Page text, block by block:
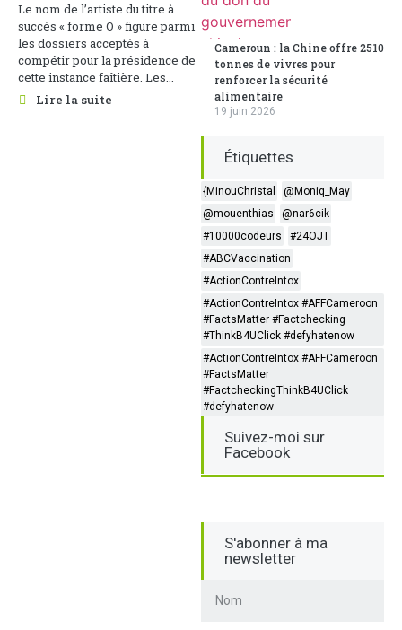
Le nom de l’artiste du titre à
succès « forme O » figure parmi
les dossiers acceptés à
compétir pour la présidence de
cette instance faîtière. Les...
Lire la suite
Cameroun : la Chine offre 2510
tonnes de vivres pour
renforcer la sécurité
alimentaire
19 juin 2026
Étiquettes
{MinouChristal
@Moniq_May
@mouenthias
@nar6cik
#10000codeurs
#24OJT
#ABCVaccination
#ActionContreIntox
#ActionContreIntox #AFFCameroon
#FactsMatter #Factchecking
#ThinkB4UClick #defyhatenow
#ActionContreIntox #AFFCameroon
#FactsMatter
#FactcheckingThinkB4UClick
#defyhatenow
Suivez-moi sur
Facebook
S'abonner à ma
newsletter